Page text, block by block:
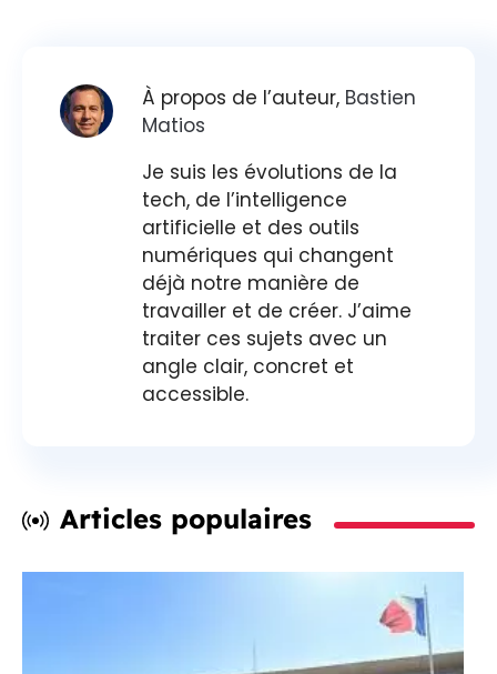
À propos de l’auteur, Bastien
Matios
Je suis les évolutions de la
tech, de l’intelligence
artificielle et des outils
numériques qui changent
déjà notre manière de
travailler et de créer. J’aime
traiter ces sujets avec un
angle clair, concret et
accessible.
Articles populaires